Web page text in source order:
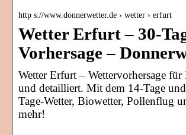
http s://www.donnerwetter.de › wetter › erfurt
Wetter Erfurt – 30-
Vorhersage –
Wetter Erfurt – Wettervorhersage
und detailliert. Mit dem 14-Tage
Tage-Wetter, Biowetter, Pollenflug
mehr!